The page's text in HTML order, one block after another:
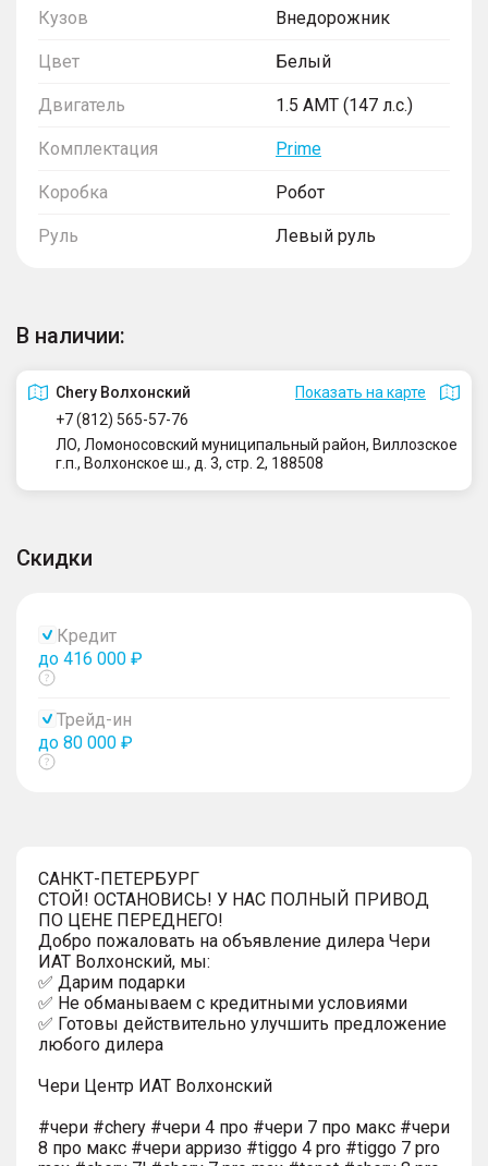
Кузов Внедорожник
Цвет Белый
Двигатель 1.5 AMT (147 л.с.)
Комплектация Prime
Коробка Робот
Руль Левый руль
В наличии:
Сhery Волхонский
Показать на карте
+7 (812) 565-57-76
ЛО, Ломоносовский муниципальный район, Виллозское
г.п., Волхонское ш., д. 3, стр. 2, 188508
Скидки
Кредит
до 416 000 ₽
Показать
Трейд-ин
до 80 000 ₽
Показать
САНКТ-ПЕТЕРБУРГ
СТОЙ! ОСТАНОВИСЬ! У НАС ПОЛНЫЙ ПРИВОД
ПО ЦЕНЕ ПЕРЕДНЕГО!
Добро пожаловать на объявление дилера Чери
ИАТ Волхонский, мы:
✅ Дарим подарки
✅ Не обманываем с кредитными условиями
✅ Готовы действительно улучшить предложение
любого дилера
Чери Центр ИАТ Волхонский
#чери #chery #чери 4 про #чери 7 про макс #чери
8 про макс #чери арризо #tiggo 4 pro #tiggo 7 pro